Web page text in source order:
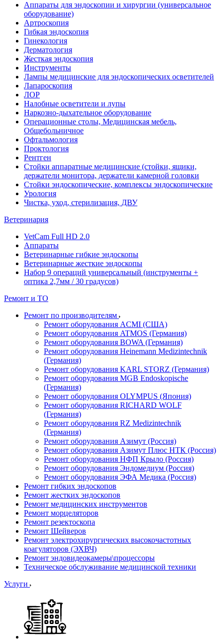
Аппараты для эндоскопии и хирургии (универсальное
оборудование)
Артроскопия
Гибкая эндоскопия
Гинекология
Дерматология
Жесткая эндоскопия
Инструменты
Лампы медицинские для эндоскопических осветителей
Лапароскопия
ЛОР
Налобные осветители и лупы
Наркозно-дыхательное оборудование
Операционные столы, Медицинская мебель,
Общебольничное
Офтальмология
Проктология
Рентген
Стойки аппаратные медицинские (стойки, ящики,
держатели монитора, держатели камерной головки
Стойки эндоскопические, комплексы эндоскопические
Урология
Чистка, уход, стерилизация, ДВУ
Ветеринария
VetCam Full HD 2.0
Аппараты
Ветеринарные гибкие эндоскопы
Ветеринарные жесткие эндоскопы
Набор 9 операций универсальный (инструменты +
оптика 2,7мм / 30 градусов)
Ремонт и ТО
Ремонт по производителям
Ремонт оборудования ACMI (США)
Ремонт оборудования ATMOS (Германия)
Ремонт оборудования BOWA (Германия)
Ремонт оборудования Heinemann Medizintechnik
(Германия)
Ремонт оборудования KARL STORZ (Германия)
Ремонт оборудования MGB Endoskopische
(Германия)
Ремонт оборудования OLYMPUS (Япония)
Ремонт оборудования RICHARD WOLF
(Германия)
Ремонт оборудования RZ Medizintechnik
(Германия)
Ремонт оборудования Азимут (Россия)
Ремонт оборудования Азимут Плюс НТК (Россия)
Ремонт оборудования НФП Крыло (Россия)
Ремонт оборудования Эндомедиум (Россия)
Ремонт оборудования ЭФА Медика (Россия)
Ремонт гибких эндоскопов
Ремонт жестких эндоскопов
Ремонт медицинских инструментов
Ремонт морцеляторов
Ремонт резектоскопа
Ремонт Шейверов
Ремонт электрохирургических высокочастотных
коагуляторов (ЭХВЧ)
Ремонт эндовидеокамеры\процессоры
Техническое обслуживание медицинской техники
Услуги